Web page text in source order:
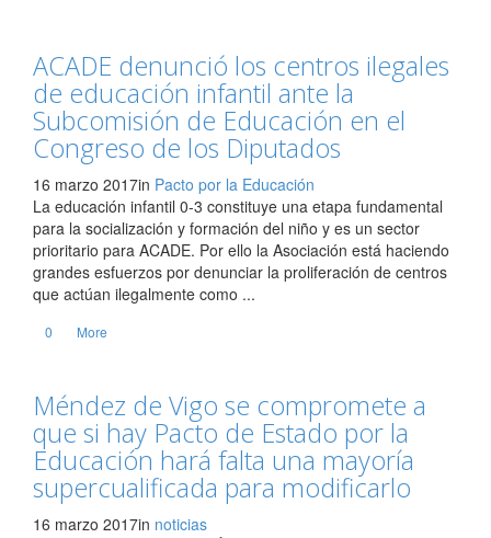
ACADE denunció los centros ilegales
de educación infantil ante la
Subcomisión de Educación en el
Congreso de los Diputados
16 marzo 2017in Pacto por la Educación
La educación infantil 0-3 constituye una etapa fundamental
para la socialización y formación del niño y es un sector
prioritario para ACADE. Por ello la Asociación está haciendo
grandes esfuerzos por denunciar la proliferación de centros
que actúan ilegalmente como ...
0 More
Méndez de Vigo se compromete a
que si hay Pacto de Estado por la
Educación hará falta una mayoría
supercualificada para modificarlo
16 marzo 2017in noticias